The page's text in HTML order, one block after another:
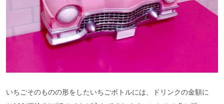
いちごそのものの形をしたいちごボトルには、ドリンクの金額に